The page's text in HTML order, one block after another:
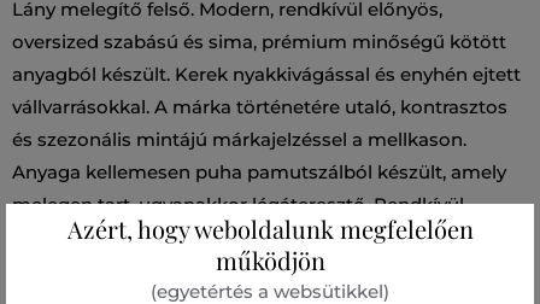
Lány melegítő felső. Modern, rendkívül előnyös,
oversized szabású és sima, prémium minőségű kötött
anyagból készült. Kerek nyakkivágással és enyhén ejtett
vállvarrásokkal. A márka történetére utaló, kontrasztos
és szezonális mintájú márkajelzéssel a mellkason.
Anyaga kellemesen puha pamutszálból készült, amely
melegen tart, ugyanakkor légáteresztő. Rendkívül
kényelmes, elegáns megjelenésű darab, amely a
szabadidős öltözékek kedvelt részévé válik.
Azért, hogy weboldalunk megfelelően
működjön
(egyetértés a websütikkel)